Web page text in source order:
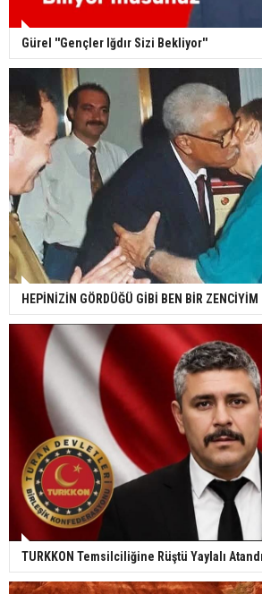
Gürel ''Gençler Iğdır Sizi Bekliyor''
HEPİNİZİN GÖRDÜĞÜ GİBİ BEN BİR ZENCİYİM
TURKKON Temsilciliğine Rüştü Yaylalı Atandı